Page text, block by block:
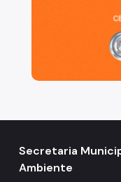
Secretaria
Ambiente